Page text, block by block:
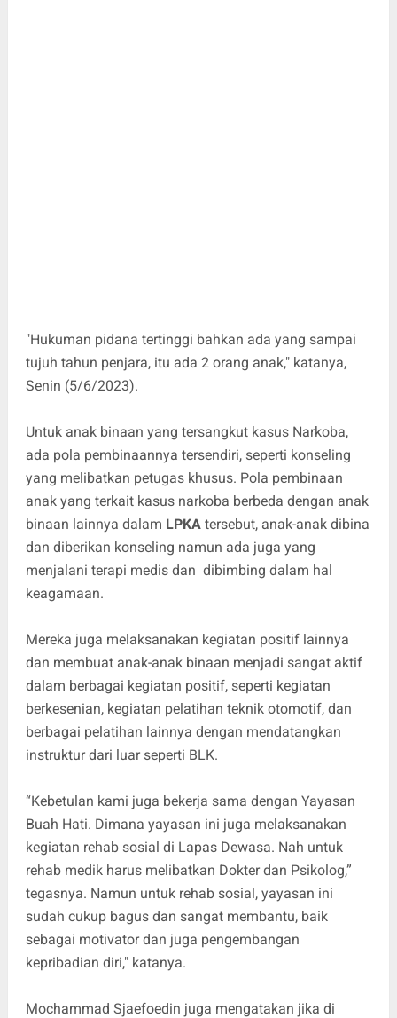
"Hukuman pidana tertinggi bahkan ada yang sampai
tujuh tahun penjara, itu ada 2 orang anak," katanya,
Senin (5/6/2023).
Untuk anak binaan yang tersangkut kasus Narkoba,
ada pola pembinaannya tersendiri, seperti konseling
yang melibatkan petugas khusus. Pola pembinaan
anak yang terkait kasus narkoba berbeda dengan anak
binaan lainnya dalam LPKA tersebut, anak-anak dibina
dan diberikan konseling namun ada juga yang
menjalani terapi medis dan dibimbing dalam hal
keagamaan.
Mereka juga melaksanakan kegiatan positif lainnya
dan membuat anak-anak binaan menjadi sangat aktif
dalam berbagai kegiatan positif, seperti kegiatan
berkesenian, kegiatan pelatihan teknik otomotif, dan
berbagai pelatihan lainnya dengan mendatangkan
instruktur dari luar seperti BLK.
“Kebetulan kami juga bekerja sama dengan Yayasan
Buah Hati. Dimana yayasan ini juga melaksanakan
kegiatan rehab sosial di Lapas Dewasa. Nah untuk
rehab medik harus melibatkan Dokter dan Psikolog,”
tegasnya. Namun untuk rehab sosial, yayasan ini
sudah cukup bagus dan sangat membantu, baik
sebagai motivator dan juga pengembangan
kepribadian diri," katanya.
Mochammad Sjaefoedin juga mengatakan jika di